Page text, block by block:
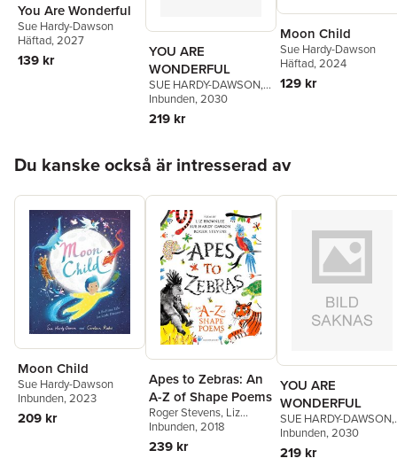
You Are Wonderful
Sue Hardy-Dawson
Häftad, 2027
139 kr
YOU ARE
WONDERFUL
SUE HARDY-DAWSON,
Sue Hardy-Dawson
Inbunden, 2030
219 kr
Moon Child
Sue Hardy-Dawson
Häftad, 2024
129 kr
Du kanske också är intresserad av
Moon Child
Sue Hardy-Dawson
Inbunden, 2023
209 kr
Apes to Zebras: An
A-Z of Shape Poems
Roger Stevens, Liz
Brownlee,Sue Hardy-
Dawson
Inbunden, 2018
239 kr
YOU ARE
WONDERFUL
SUE HARDY-DAWSON,
Sue Hardy-Dawson
Inbunden, 2030
219 kr